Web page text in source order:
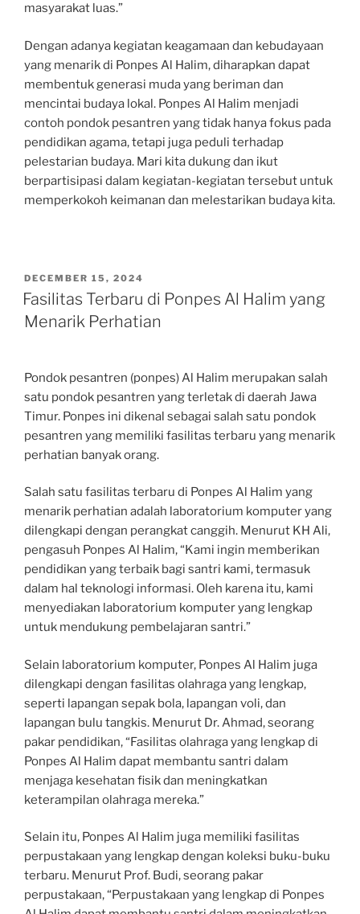
masyarakat luas.”
Dengan adanya kegiatan keagamaan dan kebudayaan
yang menarik di Ponpes Al Halim, diharapkan dapat
membentuk generasi muda yang beriman dan
mencintai budaya lokal. Ponpes Al Halim menjadi
contoh pondok pesantren yang tidak hanya fokus pada
pendidikan agama, tetapi juga peduli terhadap
pelestarian budaya. Mari kita dukung dan ikut
berpartisipasi dalam kegiatan-kegiatan tersebut untuk
memperkokoh keimanan dan melestarikan budaya kita.
POSTED
ON
DECEMBER 15, 2024
Fasilitas Terbaru di Ponpes Al Halim yang
Menarik Perhatian
Pondok pesantren (ponpes) Al Halim merupakan salah
satu pondok pesantren yang terletak di daerah Jawa
Timur. Ponpes ini dikenal sebagai salah satu pondok
pesantren yang memiliki fasilitas terbaru yang menarik
perhatian banyak orang.
Salah satu fasilitas terbaru di Ponpes Al Halim yang
menarik perhatian adalah laboratorium komputer yang
dilengkapi dengan perangkat canggih. Menurut KH Ali,
pengasuh Ponpes Al Halim, “Kami ingin memberikan
pendidikan yang terbaik bagi santri kami, termasuk
dalam hal teknologi informasi. Oleh karena itu, kami
menyediakan laboratorium komputer yang lengkap
untuk mendukung pembelajaran santri.”
Selain laboratorium komputer, Ponpes Al Halim juga
dilengkapi dengan fasilitas olahraga yang lengkap,
seperti lapangan sepak bola, lapangan voli, dan
lapangan bulu tangkis. Menurut Dr. Ahmad, seorang
pakar pendidikan, “Fasilitas olahraga yang lengkap di
Ponpes Al Halim dapat membantu santri dalam
menjaga kesehatan fisik dan meningkatkan
keterampilan olahraga mereka.”
Selain itu, Ponpes Al Halim juga memiliki fasilitas
perpustakaan yang lengkap dengan koleksi buku-buku
terbaru. Menurut Prof. Budi, seorang pakar
perpustakaan, “Perpustakaan yang lengkap di Ponpes